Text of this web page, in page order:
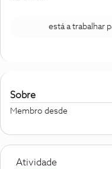
está a trabalhar
Sobre
Membro desde
Atividade